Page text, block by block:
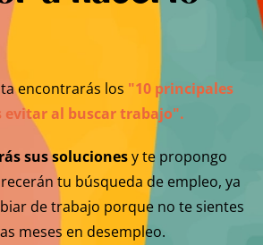
encontrarás los "10 principales
evitar al buscar trabajo".
sus solucionesy te propongo
tu búsqueda de empleo, ya
de trabajo porque no te sientes
meses en desempleo.